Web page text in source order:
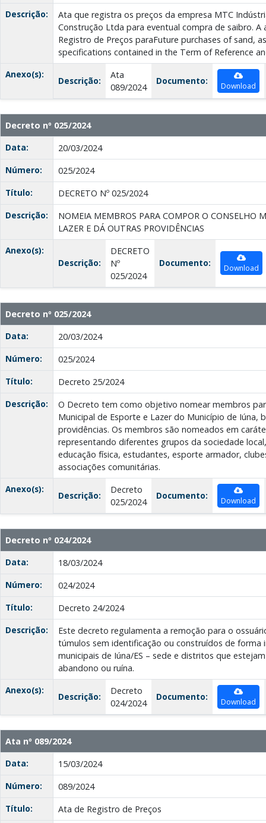
Descrição:
Ata que registra os preços da empresa MTC
Construção Ltda para eventual compra de saibro.
Registro de Preços paraFuture purchases of sand,
specifications contained in the Term of Reference
Anexo(s):
Descrição:
Ata
089/2024
Documento: Download
Decreto nº 025/2024
Data:
20/03/2024
Número:
025/2024
Título:
DECRETO Nº 025/2024
Descrição:
NOMEIA MEMBROS PARA COMPOR O CONSELHO
LAZER E DÁ OUTRAS PROVIDÊNCIAS
Anexo(s):
Descrição:
DECRETO
Nº
025/2024
Documento: Download
Decreto nº 025/2024
Data:
20/03/2024
Número:
025/2024
Título:
Decreto 25/2024
Descrição:
O Decreto tem como objetivo nomear membros
Municipal de Esporte e Lazer do Município de Iúna,
providências. Os membros são nomeados em
representando diferentes grupos da sociedade
educação física, estudantes, esporte armador,
associações comunitárias.
Anexo(s):
Descrição:
Decreto
025/2024
Documento: Download
Decreto nº 024/2024
Data:
18/03/2024
Número:
024/2024
Título:
Decreto 24/2024
Descrição:
Este decreto regulamenta a remoção para o
túmulos sem identificação ou construídos de forma
municipais de Iúna/ES – sede e distritos que
abandono ou ruína.
Anexo(s):
Descrição:
Decreto
024/2024
Documento: Download
Ata nº 089/2024
Data:
15/03/2024
Número:
089/2024
Título:
Ata de Registro de Preços